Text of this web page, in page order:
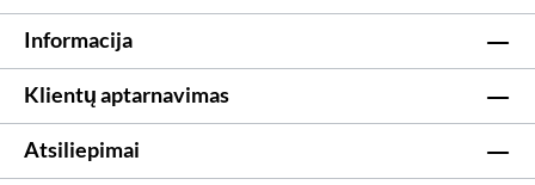
Informacija
Klientų aptarnavimas
Atsiliepimai